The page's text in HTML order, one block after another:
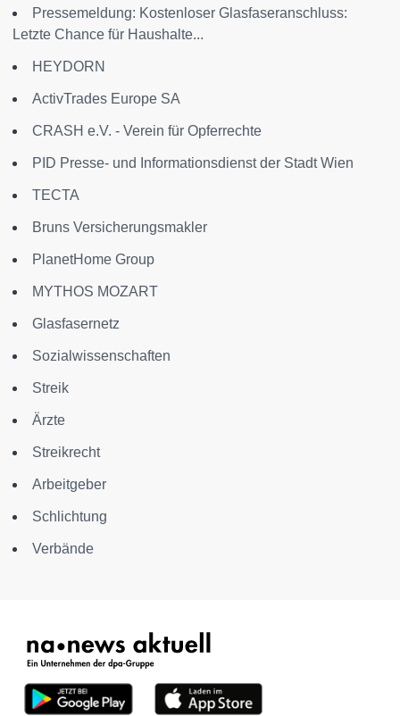
Pressemeldung: Kostenloser Glasfaseranschluss:
Letzte Chance für Haushalte...
HEYDORN
ActivTrades Europe SA
CRASH e.V. - Verein für Opferrechte
PID Presse- und Informationsdienst der Stadt Wien
TECTA
Bruns Versicherungsmakler
PlanetHome Group
MYTHOS MOZART
Glasfasernetz
Sozialwissenschaften
Streik
Ärzte
Streikrecht
Arbeitgeber
Schlichtung
Verbände